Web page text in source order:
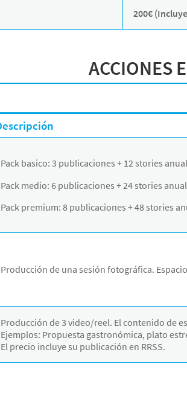
200€
ACCIONES
Pack basico: 3 publicaciones + 12 stories
Pack medio: 6 publicaciones + 24 stories
Pack premium: 8 publicaciones + 48 stories
Producción de una sesión fotográfica.
Producción de 3 video/reel. El contenido de
Ejemplos: Propuesta gastronómica, plato
El precio incluye su publicación en RRSS.